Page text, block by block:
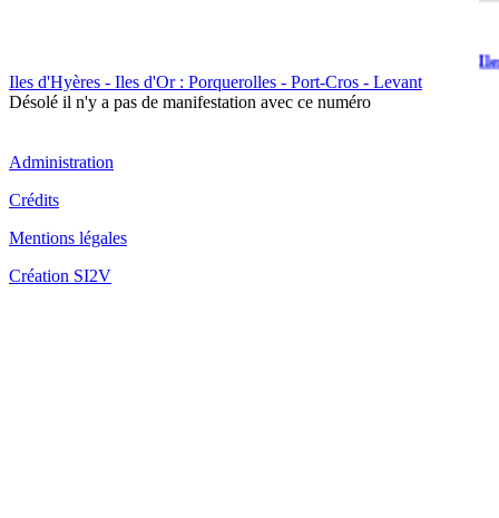
Iles d'Hyères - Iles d'Or : Porquerolles - Port-Cros - Levant
Désolé il n'y a pas de manifestation avec ce numéro
Administration
Crédits
Mentions légales
Création SI2V